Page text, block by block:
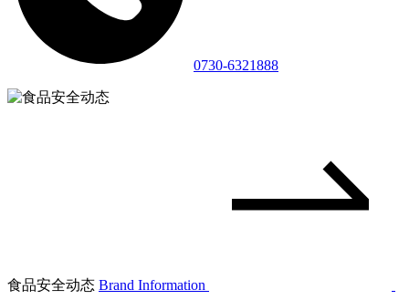
0730-6321888
食品安全动态 Brand Information